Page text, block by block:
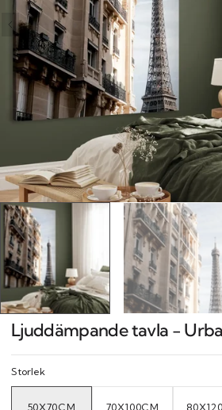
Ljuddämpande tavla -
Storlek
50X70CM 70X100CM
gallery
view